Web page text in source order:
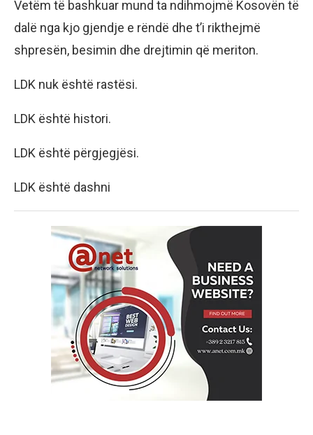
Vetëm të bashkuar mund ta ndihmojmë Kosovën të
dalë nga kjo gjendje e rëndë dhe t’i rikthejmë
shpresën, besimin dhe drejtimin që meriton.
LDK nuk është rastësi.
LDK është histori.
LDK është përgjegjësi.
LDK është dashni